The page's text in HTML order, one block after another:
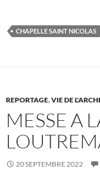
CHAPELLE SAINT NICOLAS
REPORTAGE,VIE DE
MESSE A
20 SEPTEMBRE 2022